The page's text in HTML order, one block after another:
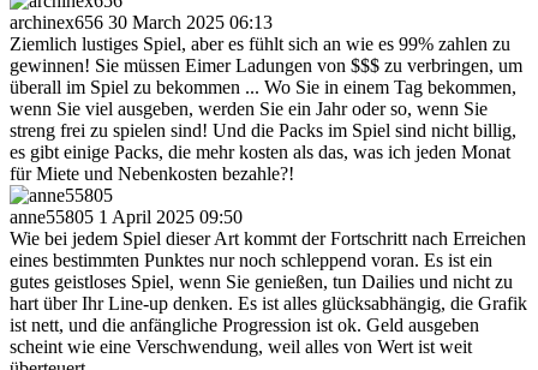
archinex656 30 March 2025 06:13
Ziemlich lustiges Spiel, aber es fühlt sich an wie es 99% zahlen zu
gewinnen! Sie müssen Eimer Ladungen von $$$ zu verbringen, um
überall im Spiel zu bekommen ... Wo Sie in einem Tag bekommen,
wenn Sie viel ausgeben, werden Sie ein Jahr oder so, wenn Sie
streng frei zu spielen sind! Und die Packs im Spiel sind nicht billig,
es gibt einige Packs, die mehr kosten als das, was ich jeden Monat
für Miete und Nebenkosten bezahle?!
anne55805 1 April 2025 09:50
Wie bei jedem Spiel dieser Art kommt der Fortschritt nach Erreichen
eines bestimmten Punktes nur noch schleppend voran. Es ist ein
gutes geistloses Spiel, wenn Sie genießen, tun Dailies und nicht zu
hart über Ihr Line-up denken. Es ist alles glücksabhängig, die Grafik
ist nett, und die anfängliche Progression ist ok. Geld ausgeben
scheint wie eine Verschwendung, weil alles von Wert ist weit